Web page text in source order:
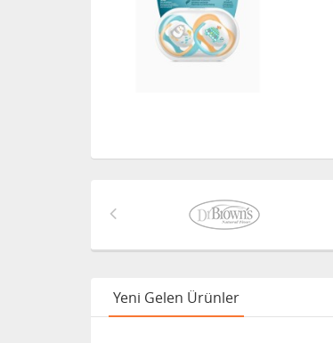
Yeni Gelen Ürünler